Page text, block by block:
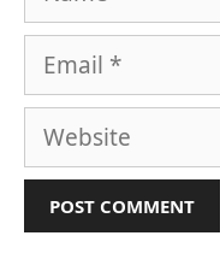
Email
Website